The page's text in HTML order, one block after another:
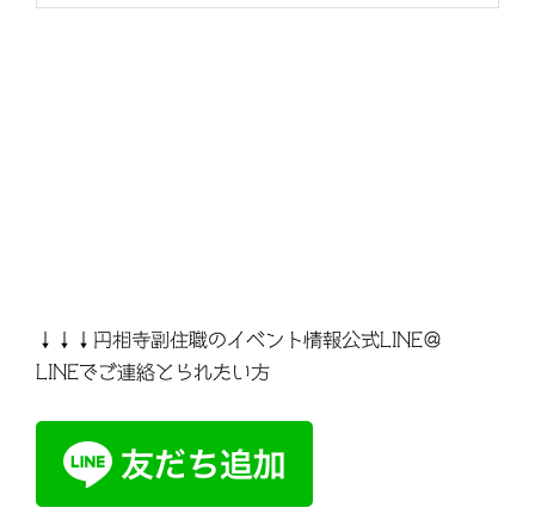
↓↓↓円相寺副住職のイベント情報公式LINE＠
LINEでご連絡とられたい方